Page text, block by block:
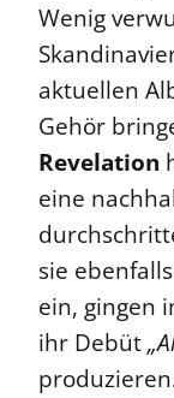
Wenig
aktuellen
Gehör
Revelation
eine
sie
ein, gingen
ihr Debüt